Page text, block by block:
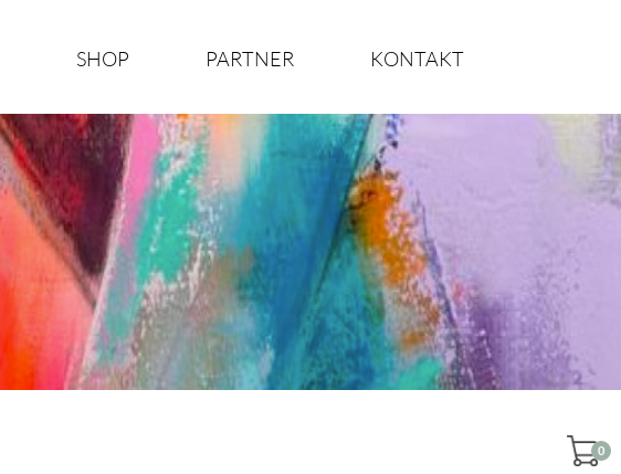
SHOP PARTNER KONTAKT
0